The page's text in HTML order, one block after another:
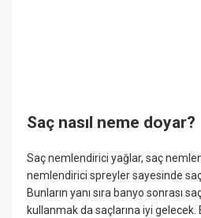
Saç nasıl neme doyar?
Saç nemlendirici yağlar, saç
nemlendirici spreyler sayesinde
Bunların yanı sıra banyo sonrası
kullanmak da saçlarına iyi gelecek.